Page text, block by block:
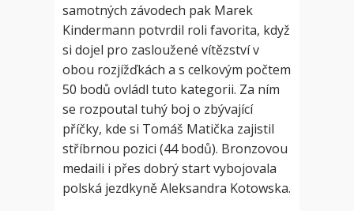
samotných závodech pak Marek
Kindermann potvrdil roli favorita, když
si dojel pro zasloužené vítězství v
obou rozjížďkách a s celkovým počtem
50 bodů ovládl tuto kategorii. Za ním
se rozpoutal tuhý boj o zbývající
příčky, kde si Tomáš Matička zajistil
stříbrnou pozici (44 bodů). Bronzovou
medaili i přes dobrý start vybojovala
polská jezdkyně Aleksandra Kotowska.